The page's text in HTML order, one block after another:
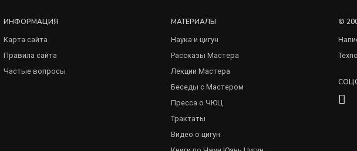
ИНФОРМАЦИЯ
Карта сайта
Правила сайта
Частые вопросы
МАТЕРИАЛЫ
Наука и цигун
Рассказы Мастера
Лекции Мастера
Беседы с Мастером
Пресса о ЧЮЦ
Трактаты
Видео о цигун
©